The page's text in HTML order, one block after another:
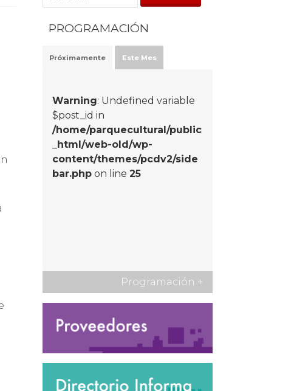
PROGRAMACIÓN
Próximamente Este Mes
Warning: Undefined variable
$post_id in
/home/parquecultural/public
_html/web-old/wp-
content/themes/pcdv2/side
bar.php on line25
Programación +